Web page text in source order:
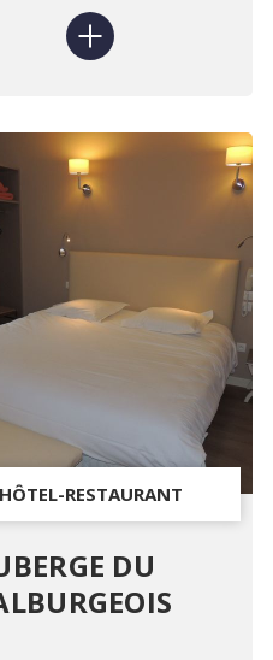
HÔTEL-RESTAURANT
DU